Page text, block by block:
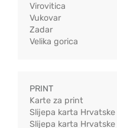
Virovitica
Vukovar
Zadar
Velika gorica
PRINT
Karte za print
Slijepa karta Hrvatske
Slijepa karta